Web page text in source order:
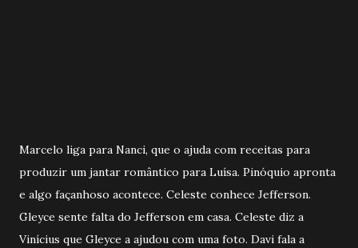
Marcelo liga para Nanci, que o ajuda com receitas para
produzir um jantar romântico para Luísa. Pinóquio apronta
e algo façanhoso acontece. Celeste conhece Jefferson.
Gleyce sente falta do Jefferson em casa. Celeste diz a
Vinícius que Gleyce a ajudou com uma foto. Davi fala a